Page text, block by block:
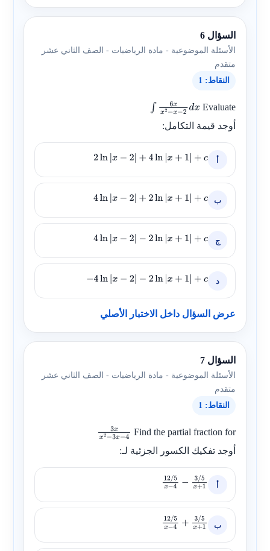
السؤال 6
الأسئلة الموضوعية - مادة الرياضيات - الصف الثاني عشر
متقدم
النقاط: 1
Evaluate
∫6 xx2−x−2d
أوجد قيمة التكامل:
أ 2 ln|x −2 |+ 4ln x+ 1| +c
ب 4 ln|x −2 |+ 2ln x+ 1| +c
ج 4 ln|x −2 |− 2ln x+ 1| +c
د −4ln|x −2| −2 ln x+1|+c
عرض السؤال داخل الاختبار الأصلي
السؤال 7
الأسئلة الموضوعية - مادة الرياضيات - الصف الثاني عشر
متقدم
النقاط: 1
Find the partial fraction for
3xx2−3x
أوجد تفكيك الكسور الجزئية لـ:
أ 12/5 x− 4−3/5
ب 12/5 x− 4+3/5